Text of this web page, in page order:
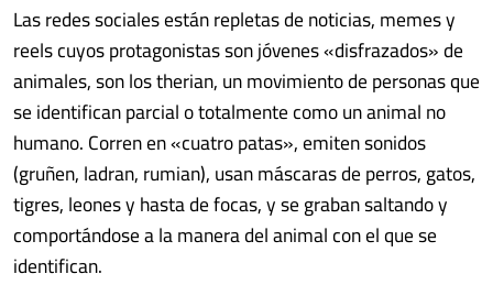
Las redes sociales están repletas de noticias, memes y
reels cuyos protagonistas son jóvenes «disfrazados» de
animales, son los therian, un movimiento de personas que
se identifican parcial o totalmente como un animal no
humano. Corren en «cuatro patas», emiten sonidos
(gruñen, ladran, rumian), usan máscaras de perros, gatos,
tigres, leones y hasta de focas, y se graban saltando y
comportándose a la manera del animal con el que se
identifican.